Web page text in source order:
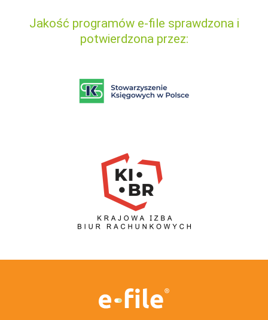
Jakość programów e-file sprawdzona i
potwierdzona przez: